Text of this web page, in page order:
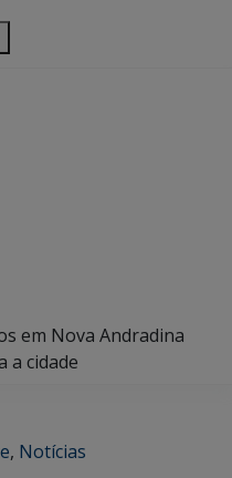
em Nova Andradina
a cidade
, Notícias